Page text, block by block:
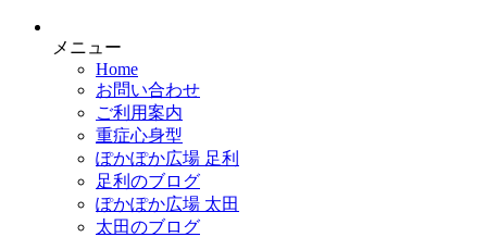
メニュー
Home
お問い合わせ
ご利用案内
重症心身型
ぽかぽか広場 足利
足利のブログ
ぽかぽか広場 太田
太田のブログ